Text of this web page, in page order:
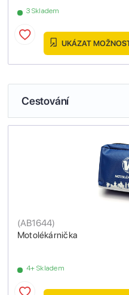
3 Skladem
UKÁZAT
Cestování
Motolékárnička
(AB1644)
4+ Skladem